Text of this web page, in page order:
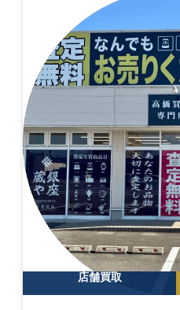
店舗買取